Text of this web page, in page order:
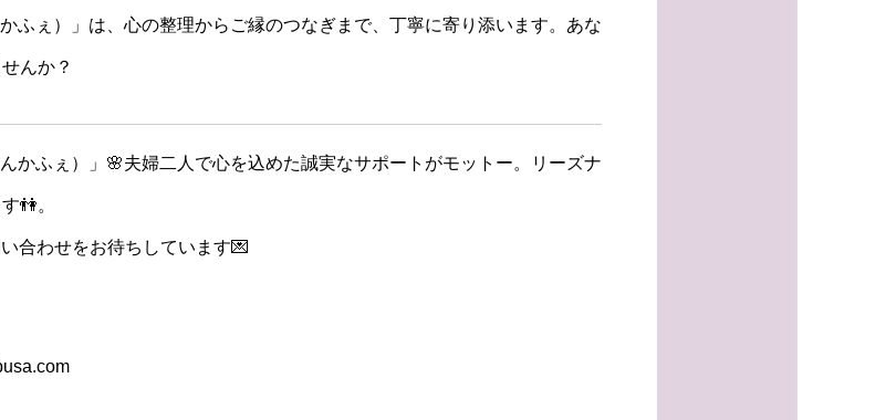
ふぇ）」は、心の整理からご縁のつなぎまで、丁寧に寄り添います。あな
んか？
かふぇ）」🌸夫婦二人で心を込めた誠実なサポートがモットー。リーズナ
👫。
合わせをお待ちしています💌